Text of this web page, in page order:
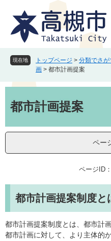
現在地 トップページ > 分類でさが
画 > 都市計画提案
文都市計画提案
ペー
ページID
都市計画提案制度と
都市計画提案制度とは、都市計
都市計画に対して、より主体的